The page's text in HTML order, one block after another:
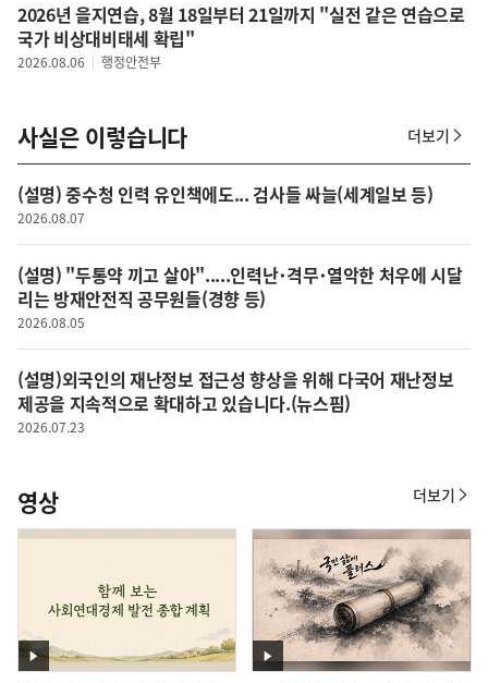
2026년 을지연습, 8월 18일부터 21일까지 "실전 같은 연습으로
국가 비상대비태세 확립"
2026.08.06 행정안전부
사실은 이렇습니다
(설명) 중수청 인력 유인책에도... 검사들 싸늘(세계일보 등)
2026.08.07
(설명) "두통약 끼고 살아".....인력난･격무･열악한 처우에 시달
리는 방재안전직 공무원들(경향 등)
2026.08.05
(설명)외국인의 재난정보 접근성 향상을 위해 다국어 재난정보
제공을 지속적으로 확대하고 있습니다.(뉴스핌)
2026.07.23
실
더보기
영상 더보기